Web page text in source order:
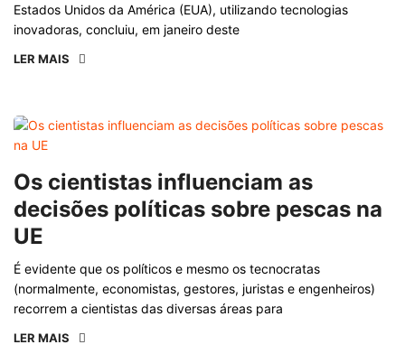
Estados Unidos da América (EUA), utilizando tecnologias
inovadoras, concluiu, em janeiro deste
LER MAIS
Os cientistas influenciam as
decisões políticas sobre pescas na
UE
É evidente que os políticos e mesmo os tecnocratas
(normalmente, economistas, gestores, juristas e engenheiros)
recorrem a cientistas das diversas áreas para
LER MAIS